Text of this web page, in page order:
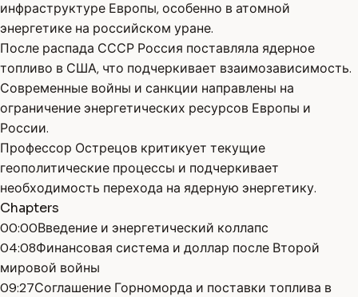
инфраструктуре Европы, особенно в атомной
энергетике на российском уране.
После распада СССР Россия поставляла ядерное
топливо в США, что подчеркивает взаимозависимость.
Современные войны и санкции направлены на
ограничение энергетических ресурсов Европы и
России.
Профессор Острецов критикует текущие
геополитические процессы и подчеркивает
необходимость перехода на ядерную энергетику.
Chapters
00:00Введение и энергетический коллапс
04:08Финансовая система и доллар после Второй
мировой войны
09:27Соглашение Горноморда и поставки топлива в